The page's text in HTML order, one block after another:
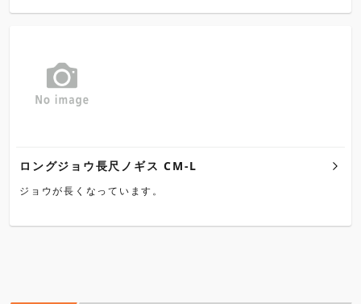
ロングジョウ長尺ノギス CM-L
ジョウが長くなっています。